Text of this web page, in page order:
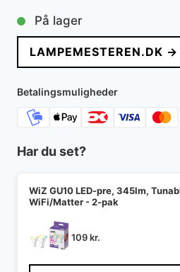
oprindelige
pris
var:
849 kr..
pris
er:
På lager
LAMPEMESTEREN.DK →
Betalingsmuligheder
Har du set?
WiZ GU10 LED-pre, 345lm,
WiFi/Matter - 2-pak
109kr.